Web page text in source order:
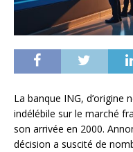
La banque ING, d’origine
indélébile sur le marché
son arrivée en 2000.
décision a suscité de